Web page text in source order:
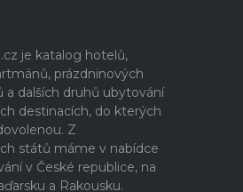
je katalog hotelů,
prázdninových
a dalších druhů ubytování
destinacích, do kterých
Z
států máme v nabídce
v České republice, na
a Rakousku.